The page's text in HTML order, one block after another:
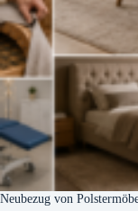
Neubezug von